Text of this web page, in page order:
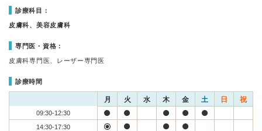
診療科目：
皮膚科、美容皮膚科
専門医・資格：
皮膚科専門医、レーザー専門医
診療時間
月 火 水 木 金 土 日 祝
09:30-12:30
14:30-17:30